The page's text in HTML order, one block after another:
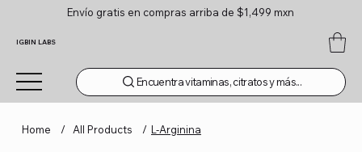
Envío gratis en compras arriba de $1,499 mxn
IGBIN LABS
Encuentra vitaminas, citratos y más...
Home / All Products / L-Arginina